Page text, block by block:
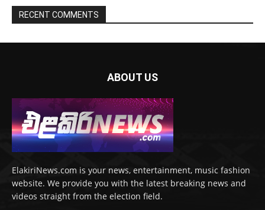
RECENT COMMENTS
ABOUT US
ElakiriNews.com is your news, entertainment, music fashion
website. We provide you with the latest breaking news and
videos straight from the election field.